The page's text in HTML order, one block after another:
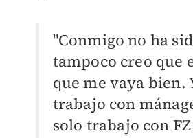
"Conmigo no ha
tampoco creo que
que me vaya bien.
trabajo con
solo trabajo con